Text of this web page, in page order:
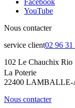
YouTube
Nous contacter
service client02 96 31
102 Le Chauchix Rio
La Poterie
22400 LAMBALLE-
Nous contacter